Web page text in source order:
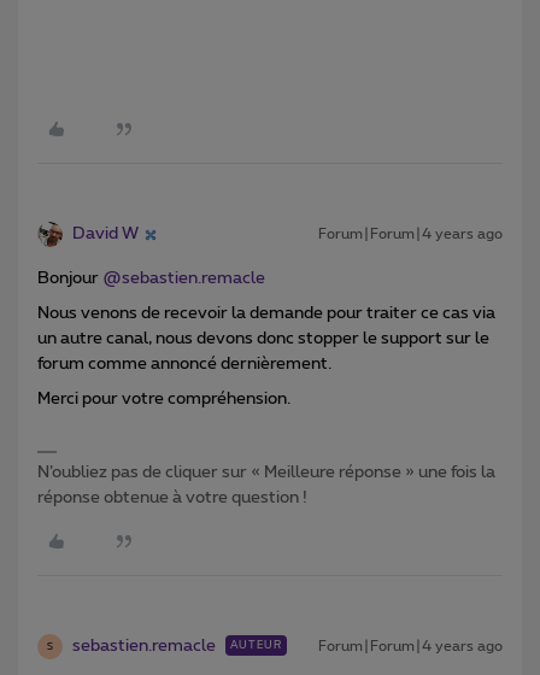
David W Forum|Forum|4 years ago
Bonjour @sebastien.remacle
Nous venons de recevoir la demande pour traiter ce cas via
un autre canal, nous devons donc stopper le support sur le
forum comme annoncé dernièrement.
Merci pour votre compréhension.
N’oubliez pas de cliquer sur « Meilleure réponse » une fois la
réponse obtenue à votre question !
S sebastien.remacle AUTEUR Forum|Forum|4 years ago